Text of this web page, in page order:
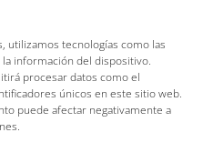
utilizamos tecnologías como las
información del dispositivo.
procesar datos como el
únicos en este sitio web.
puede afectar negativamente a